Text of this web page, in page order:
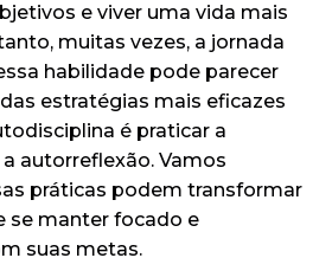
e viver uma vida mais
muitas vezes, a jornada
habilidade pode parecer
estratégias mais eficazes
é praticar a
autorreflexão. Vamos
práticas podem transformar
se manter focado e
suas metas.